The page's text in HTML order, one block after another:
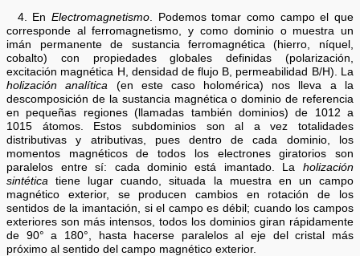
4. EnElectromagnetismo . Podemos tomar como campo el que
corresponde al ferromagnetismo, y como dominio o muestra un
imán permanente de sustancia ferromagnética (hierro, níquel,
cobalto) con propiedades globales definidas (polarización,
excitación magnética H, densidad de flujo B, permeabilidad B/H). La
holización analítica (en este caso holomérica) nos lleva a la
descomposición de la sustancia magnética o dominio de referencia
en pequeñas regiones (llamadas también dominios) de 1012 a
1015 átomos. Estos subdominios son al a vez totalidades
distributivas y atributivas, pues dentro de cada dominio, los
momentos magnéticos de todos los electrones giratorios son
paralelos entre sí: cada dominio está imantado. La holización
sintética tiene lugar cuando, situada la muestra en un campo
magnético exterior, se producen cambios en rotación de los
sentidos de la imantación, si el campo es débil; cuando los campos
exteriores son más intensos, todos los dominios giran rápidamente
de 90° a 180°, hasta hacerse paralelos al eje del cristal más
próximo al sentido del campo magnético exterior.